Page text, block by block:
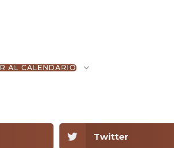
AL CALENDARIO
Twitter